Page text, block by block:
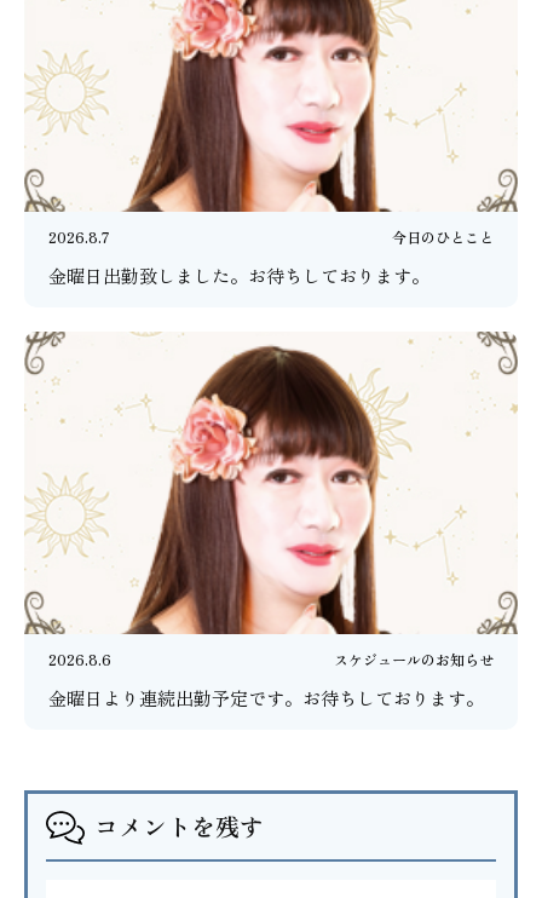
2026.8.7 今日のひとこと
金曜日出勤致しました。お待ちしております。
2026.8.6 スケジュールのお知らせ
金曜日より連続出勤予定です。お待ちしております。
コメントを残す